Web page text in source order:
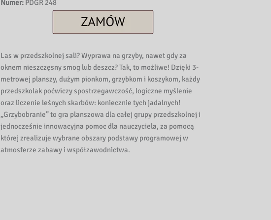
Numer: PDGR 248
Las w przedszkolnej sali? Wyprawa na grzyby, nawet gdy za
oknem nieszczęsny smog lub deszcz? Tak, to możliwe! Dzięki 3-
metrowej planszy, dużym pionkom, grzybkom i koszykom, każdy
przedszkolak poćwiczy spostrzegawczość, logiczne myślenie
oraz liczenie leśnych skarbów: koniecznie tych jadalnych!
„Grzybobranie” to gra planszowa dla całej grupy przedszkolnej i
jednocześnie innowacyjna pomoc dla nauczyciela, za pomocą
której zrealizuje wybrane obszary podstawy programowej w
atmosferze zabawy i współzawodnictwa.